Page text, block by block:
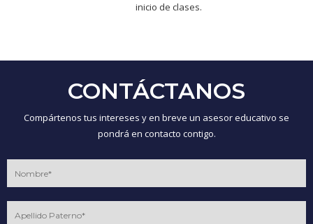
inicio de clases.
CONTÁCTANOS
Compártenos tus intereses y en breve un asesor educativo se
pondrá en contacto contigo.